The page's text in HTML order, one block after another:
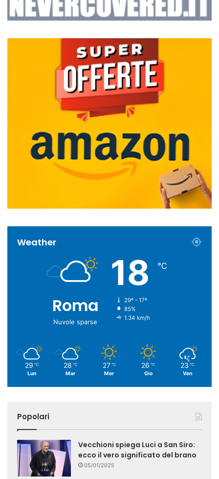
Weather
Roma
Nuvole sparse
18 ℃
29º - 17º
85%
1.34 km/h
29 ℃
Lun
28 ℃
Mar
27 ℃
Mer
26 ℃
Gio
23 ℃
Ven
Popolari
Vecchioni spiega Luci a San Siro:
ecco il vero significato del brano
05/01/2025